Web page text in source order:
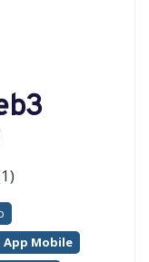
App Mobile